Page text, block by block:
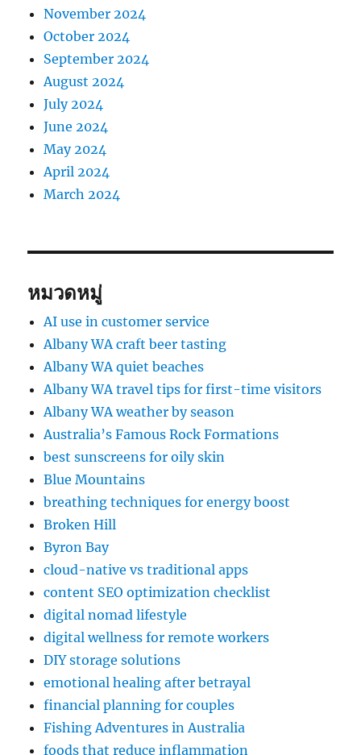
November 2024
October 2024
September 2024
August 2024
July 2024
June 2024
May 2024
April 2024
March 2024
หมวดหมู่
AI use in customer service
Albany WA craft beer tasting
Albany WA quiet beaches
Albany WA travel tips for first-time visitors
Albany WA weather by season
Australia’s Famous Rock Formations
best sunscreens for oily skin
Blue Mountains
breathing techniques for energy boost
Broken Hill
Byron Bay
cloud-native vs traditional apps
content SEO optimization checklist
digital nomad lifestyle
digital wellness for remote workers
DIY storage solutions
emotional healing after betrayal
financial planning for couples
Fishing Adventures in Australia
foods that reduce inflammation